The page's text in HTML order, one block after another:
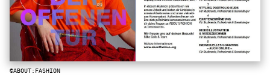
©ABOUT:FASHION